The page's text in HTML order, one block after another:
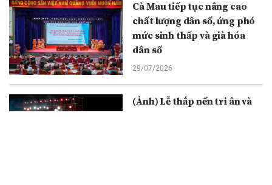
Cà Mau tiếp tục nâng cao
chất lượng dân số, ứng phó
mức sinh thấp và già hóa
dân số
29/07/2026
(Ảnh) Lễ thắp nến tri ân và